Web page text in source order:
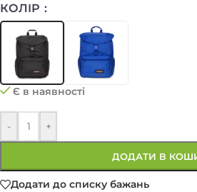
КОЛІР
Є в наявності
- +
ДОДАТИ В
Додати до списку бажань